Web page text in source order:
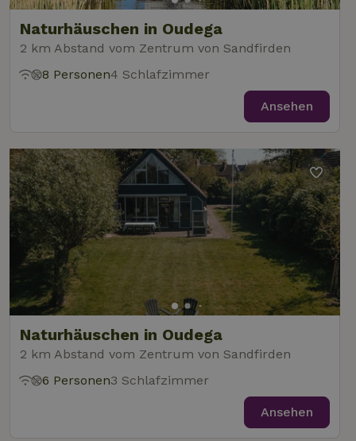
Naturhäuschen in Oudega
2 km Abstand vom Zentrum von Sandfirden
8 Personen4 Schlafzimmer
Ansehen
Naturhäuschen in Oudega
2 km Abstand vom Zentrum von Sandfirden
6 Personen3 Schlafzimmer
Ansehen